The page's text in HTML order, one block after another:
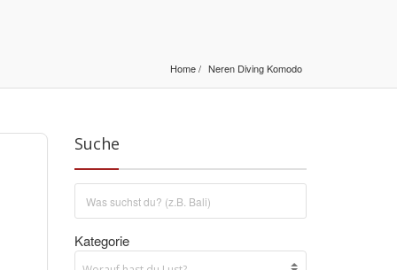
Home Neren Diving Komodo
Suche
Kategorie